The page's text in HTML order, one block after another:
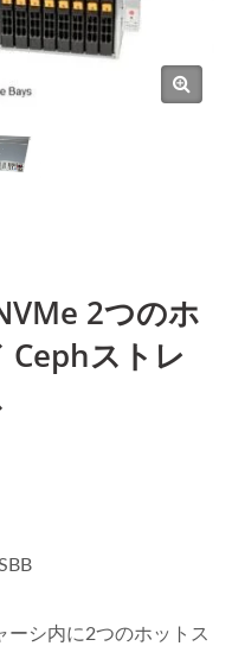
2つのホ
Cephストレ
ーシ内に2つのホットス